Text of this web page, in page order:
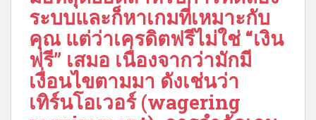
ระบบและก็หาเกมที่เหมาะกับ
คุณ แต่ว่าเครดิตฟรีไม่ใช่ “เงิน
ฟรี” เสมอ เนื่องจากว่ามักมี
เงื่อนไขตามมา ดังเช่นว่า
เทิร์นโอเวอร์ (wagering